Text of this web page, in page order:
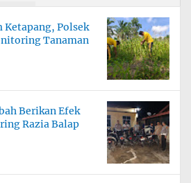
Polsek
Tanaman
Berikan Efek
Razia Balap